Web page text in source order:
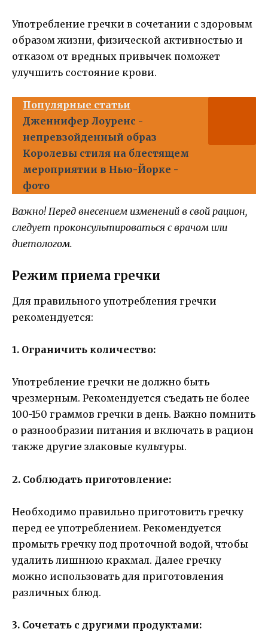
Употребление гречки в сочетании с здоровым
образом жизни, физической активностью и
отказом от вредных привычек поможет
улучшить состояние крови.
Популярные статьи
Дженнифер Лоуренс -
непревзойденный образ
Королевы стиля на блестящем
мероприятии в Нью-Йорке -
фото
Важно! Перед внесением изменений в свой рацион,
следует проконсультироваться с врачом или
диетологом.
Режим приема гречки
Для правильного употребления гречки
рекомендуется:
1. Ограничить количество:
Употребление гречки не должно быть
чрезмерным. Рекомендуется съедать не более
100-150 граммов гречки в день. Важно помнить
о разнообразии питания и включать в рацион
также другие злаковые культуры.
2. Соблюдать приготовление:
Необходимо правильно приготовить гречку
перед ее употреблением. Рекомендуется
промыть гречку под проточной водой, чтобы
удалить лишнюю крахмал. Далее гречку
можно использовать для приготовления
различных блюд.
3. Сочетать с другими продуктами: